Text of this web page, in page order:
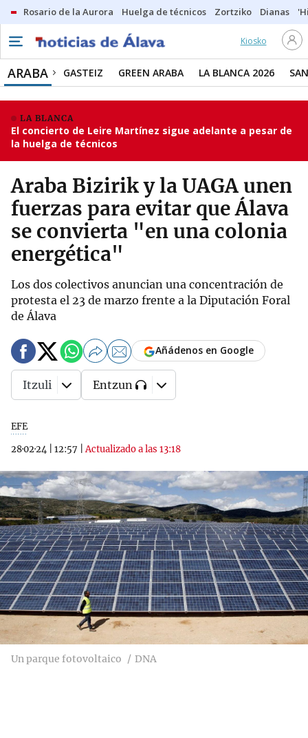
Rosario de la Aurora Huelga de técnicos Zortziko Dianas
Kiosko
ARABA GASTEIZ GREEN ARABA LA BLANCA 2026
LA BLANCA
El concierto de Leire Martínez sigue adelante a pesar de
la huelga de técnicos
Araba Bizirik y la UAGA unen
fuerzas para evitar que Álava
se convierta "en una colonia
energética"
Los dos colectivos anuncian una concentración de
protesta el 23 de marzo frente a la Diputación Foral
de Álava
EFE
28·02·24
12:57 |Actualizado a las 13:18
Añádenos en Google
Itzuli Entzun
Un parque fotovoltaico DNA